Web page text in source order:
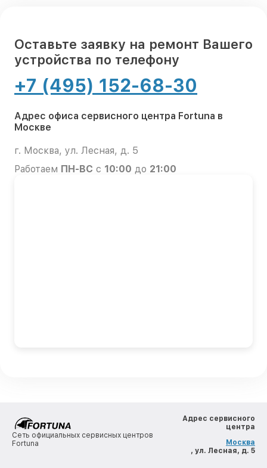
Оставьте заявку на ремонт Вашего
устройства по телефону
+7 (495) 152-68-30
Адрес офиса сервисного центра Fortuna в
Москве
г. Москва, ул. Лесная, д. 5
Работаем ПН-ВС с 10:00 до 21:00
Сеть официальных сервисных центров
Fortuna
Адрес сервисного
центра
Москва
, ул. Лесная, д. 5